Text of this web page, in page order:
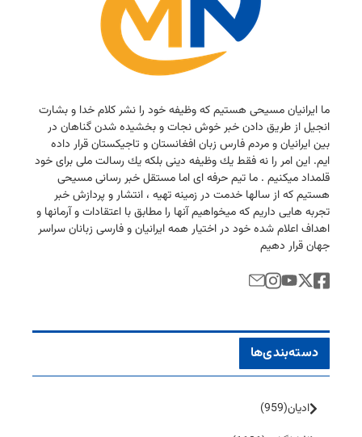
ما ایرانیان مسیحی هستیم كه وظیفه خود را نشر كلام خدا و بشارت
انجیل از طریق دادن خبر خوش نجات و بخشیده شدن گناهان در
بین ایرانیان و مردم فارس زبان افغانستان و تاجیكستان قرار داده
ایم. این امر را نه فقط یك وظیفه دینی بلكه یك رسالت ملی برای خود
قلمداد میكنیم . ما تیم حرفه ای اما مستقل خبر رسانی مسیحی
هستیم كه از سالها خدمت در زمینه تهیه ، انتشار و پردازش خبر
تجربه هایی داریم كه میخواهیم آنها را مطابق با اعتقادات و آرمانها و
اهداف اعلام شده خود در اختیار همه ایرانیان و فارسی زبانان سراسر
جهان قرار دهیم
دسته‌بندی‌ها
ادیان(959)